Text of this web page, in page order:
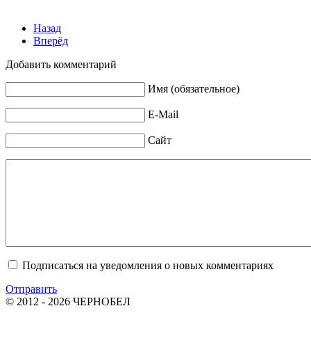
Назад
Вперёд
Добавить комментарий
Имя (обязательное)
E-Mail
Сайт
Подписаться на уведомления о новых комментариях
Отправить
© 2012 - 2026 ЧЕРНОБЕЛ